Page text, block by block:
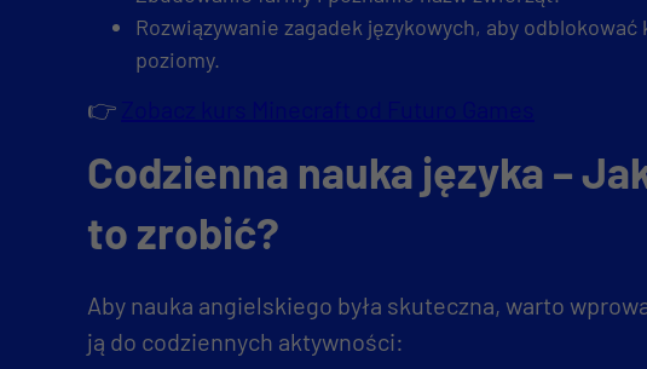
Rozwiązywanie zagadek językowych, aby odblokować
poziomy.
👉
Codzienna nauka języka –
to zrobić?
Aby nauka angielskiego była skuteczna, warto
ją do codziennych aktywności: